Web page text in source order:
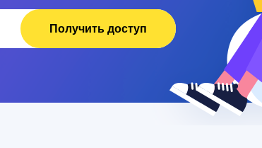
Получить доступ